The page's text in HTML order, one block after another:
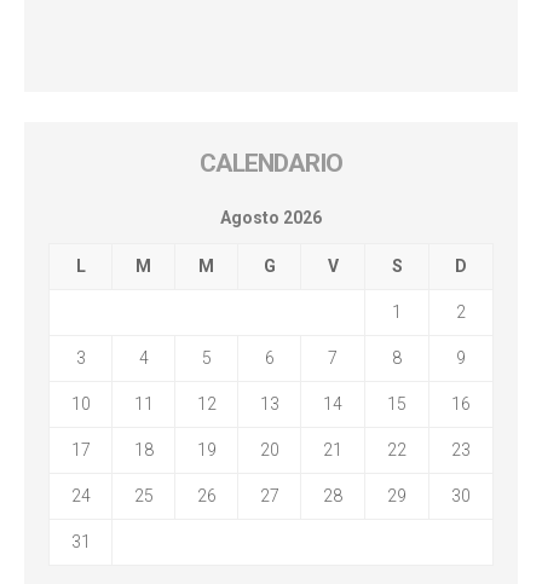
CALENDARIO
Agosto 2026
L M M G V S D
1 2
3 4 5 6 7 8 9
10 11 12 13 14 15 16
17 18 19 20 21 22 23
24 25 26 27 28 29 30
31